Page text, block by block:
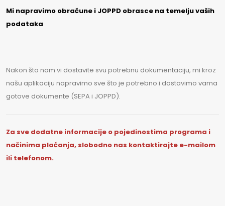
Mi napravimo obračune i JOPPD obrasce na temelju vaših
podataka
Nakon što nam vi dostavite svu potrebnu dokumentaciju, mi kroz
našu aplikaciju napravimo sve što je potrebno i dostavimo vama
gotove dokumente (SEPA i JOPPD).
Za sve dodatne informacije o pojedinostima programa i
načinima plaćanja, slobodno nas kontaktirajte e-mailom
ili telefonom.